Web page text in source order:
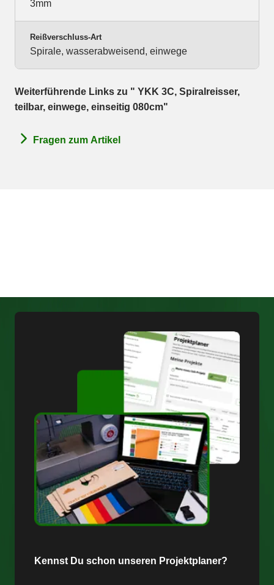
3mm
Reißverschluss-Art
Spirale, wasserabweisend, einwege
Weiterführende Links zu " YKK 3C, Spiralreisser,
teilbar, einwege, einseitig 080cm"
Fragen zum Artikel
Kennst Du schon unseren Projektplaner?